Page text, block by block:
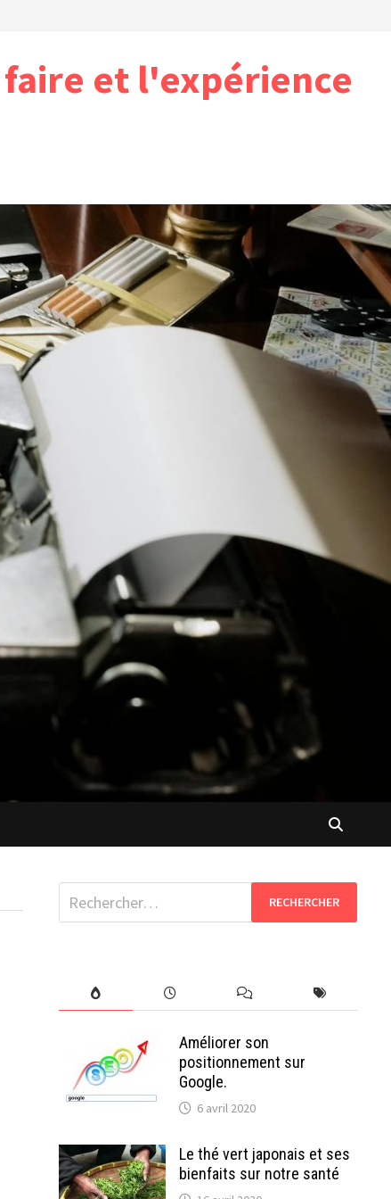
et l'expérience
Rechercher :
Améliorer son
positionnement sur
Google.
6 avril 2020
Le thé vert japonais et ses
bienfaits sur notre santé